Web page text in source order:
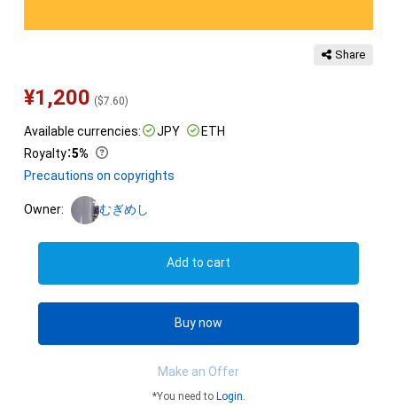
Share
¥1,200 ($7.60)
Available currencies: JPY
ETH
Royalty：5%
Precautions on copyrights
Owner: むぎめし
Add to cart
Buy now
Make an Offer
*You need to Login.